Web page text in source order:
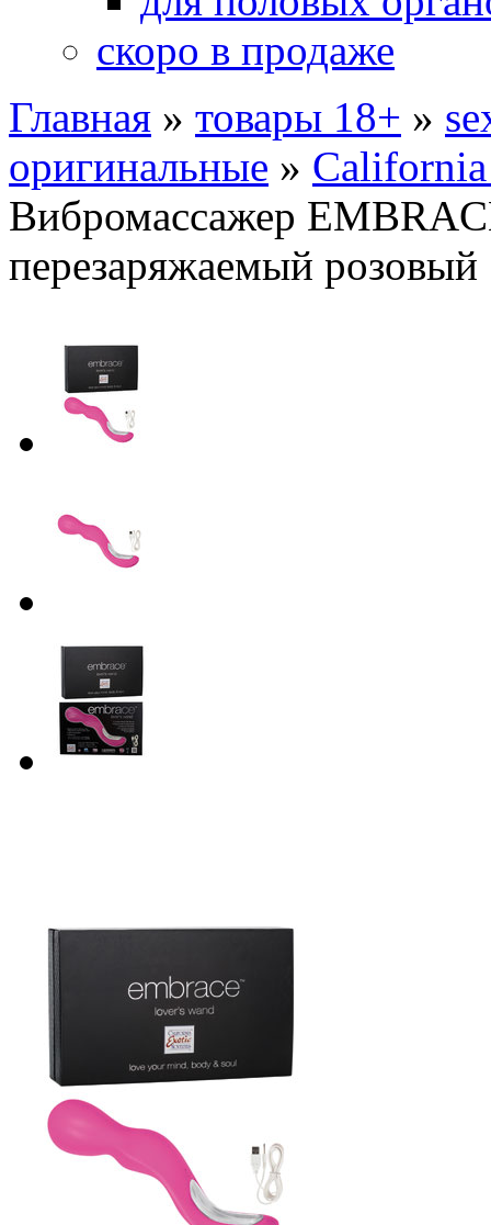
скоро в продаже
Главная » товары 18+ »
оригинальные »
Вибромассажер
перезаряжаемый розовый